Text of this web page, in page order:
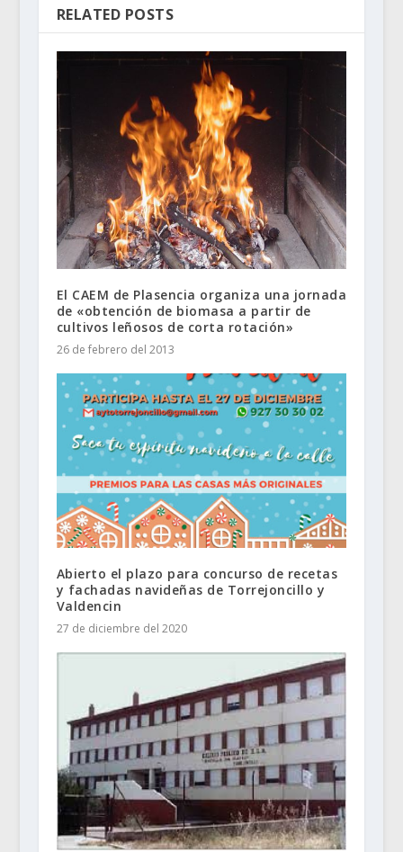
RELATED POSTS
El CAEM de Plasencia organiza una jornada
de «obtención de biomasa a partir de
cultivos leñosos de corta rotación»
26 de febrero del 2013
Abierto el plazo para concurso de recetas
y fachadas navideñas de Torrejoncillo y
Valdencin
27 de diciembre del 2020